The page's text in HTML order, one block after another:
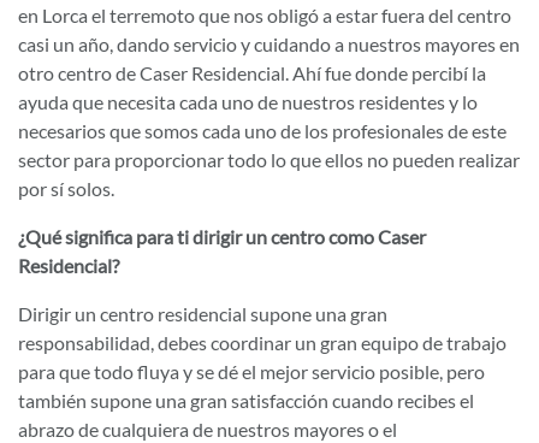
en Lorca el terremoto que nos obligó a estar fuera del centro
casi un año, dando servicio y cuidando a nuestros mayores en
otro centro de Caser Residencial. Ahí fue donde percibí la
ayuda que necesita cada uno de nuestros residentes y lo
necesarios que somos cada uno de los profesionales de este
sector para proporcionar todo lo que ellos no pueden realizar
por sí solos.
¿Qué significa para ti dirigir un centro como Caser
Residencial?
Dirigir un centro residencial supone una gran
responsabilidad, debes coordinar un gran equipo de trabajo
para que todo fluya y se dé el mejor servicio posible, pero
también supone una gran satisfacción cuando recibes el
abrazo de cualquiera de nuestros mayores o el